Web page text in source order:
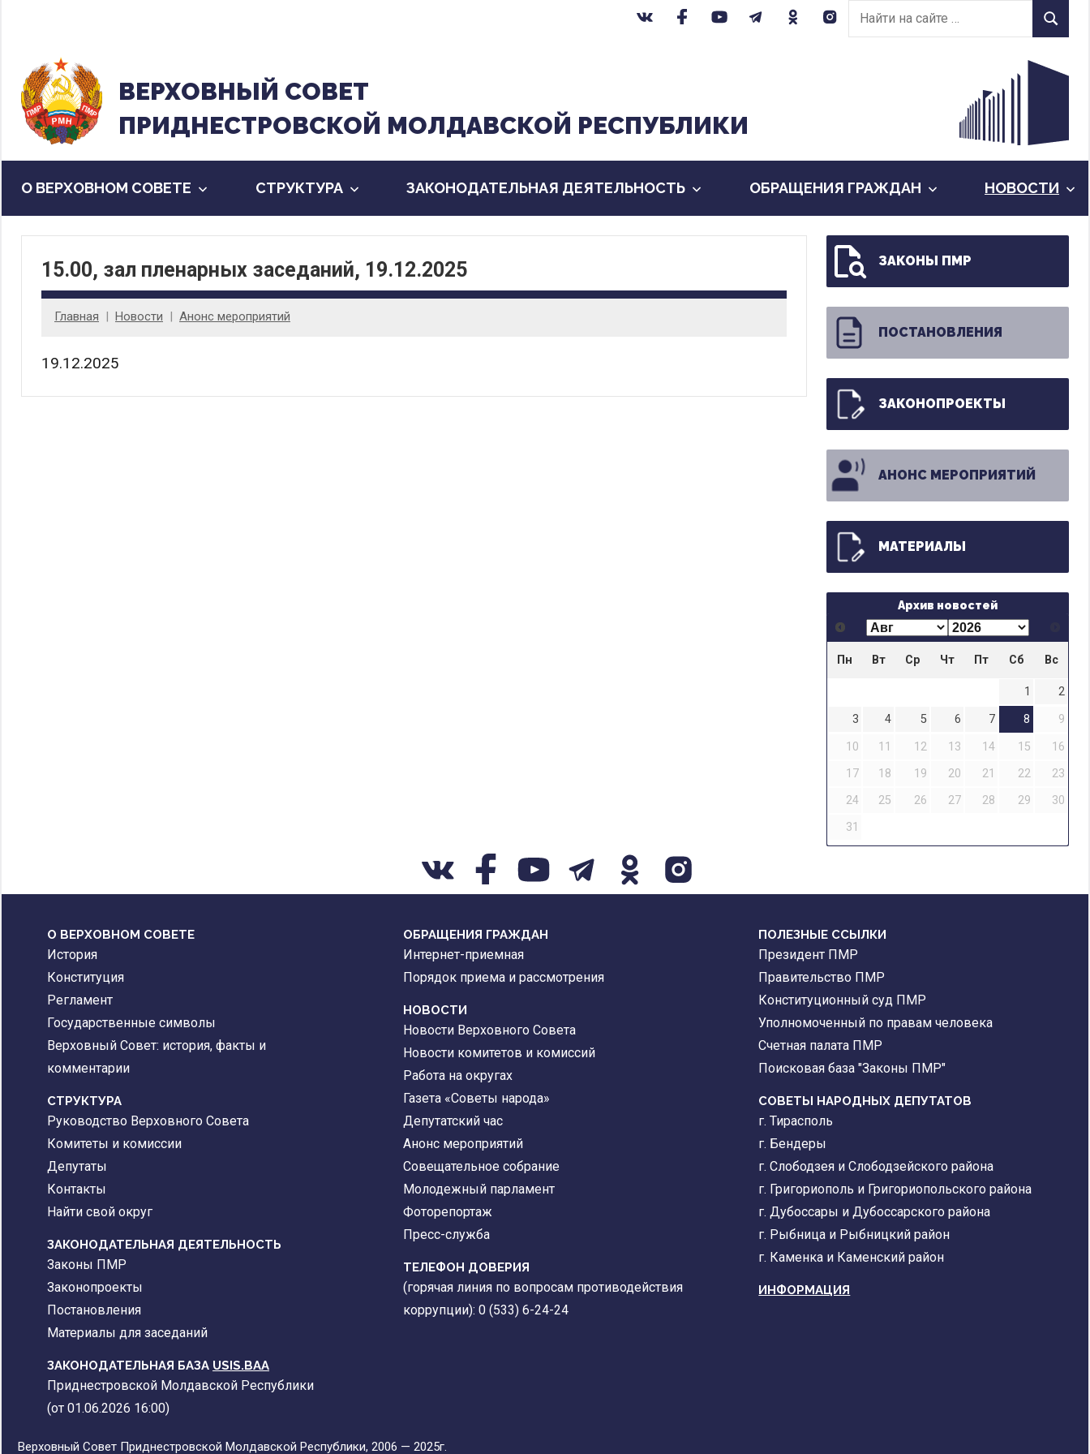
содержанию
Найти
на
Найти
ВЕРХОВНЫЙ CОВЕТ
ПРИДНЕСТРОВСКОЙ МОЛДАВСКОЙ РЕСПУБЛИКИ
О ВЕРХОВНОМ СОВЕТЕ CТРУКТУРА ЗАКОНОДАТЕЛЬНАЯ ДЕЯТЕЛЬНОСТЬ ОБРАЩЕНИЯ ГРАЖДАН НОВОСТИ
15.00, зал пленарных заседаний, 19.12.2025
Главная Новости Анонс мероприятий
19.12.2025
ЗАКОНЫ ПМР
ПОСТАНОВЛЕНИЯ
ЗАКОНОПРОЕКТЫ
АНОНС МЕРОПРИЯТИЙ
МАТЕРИАЛЫ
Архив новостей
Пн Вт Ср Чт Пт Сб Вс
1
2
3
4 5 6 7 8
9
10
11 12 13 14 15
16
17
18 19 20 21 22
23
24
25 26 27 28 29
30
31
О ВЕРХОВНОМ СОВЕТЕ
История
Конституция
Регламент
Государственные символы
Верховный Совет: история, факты и
комментарии
CТРУКТУРА
Руководство Верховного Совета
Комитеты и комиссии
Депутаты
Контакты
Найти свой округ
ЗАКОНОДАТЕЛЬНАЯ ДЕЯТЕЛЬНОСТЬ
Законы ПМР
Законопроекты
Постановления
Материалы для заседаний
ЗАКОНОДАТЕЛЬНАЯ БАЗА USIS.BAA
Приднестровской Молдавской Республики
(от 01.06.2026 16:00)
ОБРАЩЕНИЯ ГРАЖДАН
Интернет-приемная
Порядок приема и рассмотрения
НОВОСТИ
Новости Верховного Совета
Новости комитетов и комиссий
Работа на округах
Газета «Советы народа»
Депутатский час
Анонс мероприятий
Совещательное собрание
Молодежный парламент
Фоторепортаж
Пресс-служба
ТЕЛЕФОН ДОВЕРИЯ
(горячая линия по вопросам противодействия
коррупции): 0 (533) 6-24-24
ПОЛЕЗНЫЕ ССЫЛКИ
Президент ПМР
Правительство ПМР
Конституционный суд ПМР
Уполномоченный по правам человека
Счетная палата ПМР
Поисковая база "Законы ПМР"
СОВЕТЫ НАРОДНЫХ ДЕПУТАТОВ
г. Тирасполь
г. Бендеры
г. Слободзея и Слободзейского района
г. Григориополь и Григориопольского района
г. Дубоссары и Дубоссарского района
г. Рыбница и Рыбницкий район
г. Каменка и Каменский район
ИНФОРМАЦИЯ
Верховный Совет Приднестровской Молдавской Республики, 2006 — 2025г.